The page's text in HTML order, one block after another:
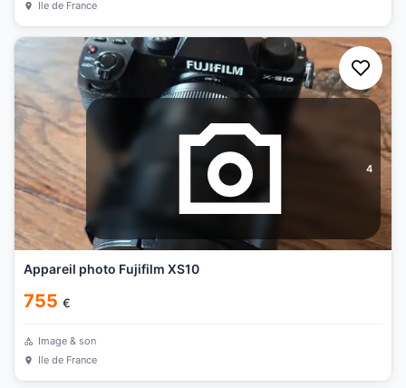
Ile de France
4
Appareil photo Fujifilm XS10
755 €
Image & son
Ile de France